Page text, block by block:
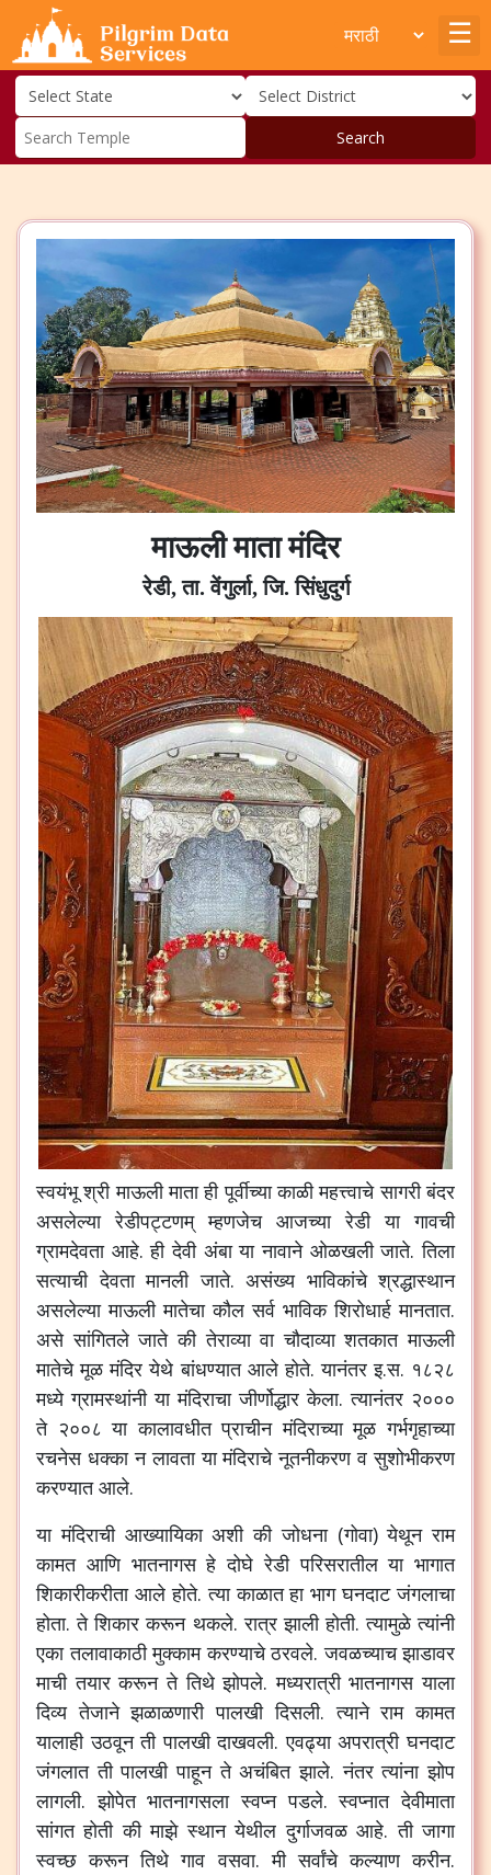
Search
माऊली माता मंदिर
रेडी, ता. वेंगुर्ला, जि. सिंधुदुर्ग
स्वयंभू श्री माऊली माता ही पूर्वीच्या काळी महत्त्वाचे सागरी बंदर
असलेल्या रेडीपट्टणम् म्हणजेच आजच्या रेडी या गावची
ग्रामदेवता आहे.ही देवी अंबा या नावाने ओळखली जाते.तिला
सत्याची देवता मानली जाते. असंख्य भाविकांचे श्रद्धास्थान
असलेल्या माऊली मातेचा कौल सर्व भाविक शिरोधार्ह मानतात.
असे सांगितले जाते की तेराव्या वा चौदाव्या शतकात माऊली
मातेचे मूळ मंदिर येथे बांधण्यात आले होते.यानंतर इ.स. १८२८
मध्ये ग्रामस्थांनी या मंदिराचा जीर्णोद्धार केला.त्यानंतर २०००
ते २००८ या कालावधीत प्राचीन मंदिराच्या मूळ गर्भगृहाच्या
रचनेस धक्का न लावता या मंदिराचे नूतनीकरण व सुशोभीकरण
करण्यात आले.
या मंदिराची आख्यायिका अशी की जोधना(गोवा)येथून राम
कामत आणि भातनागस हे दोघे रेडी परिसरातील या भागात
शिकारीकरीता आले होते.त्या काळात हा भाग घनदाट जंगलाचा
होता.ते शिकार करून थकले.रात्र झाली होती.त्यामुळे त्यांनी
एका तलावाकाठी मुक्काम करण्याचे ठरवले.जवळच्याच झाडावर
माची तयार करून ते तिथे झोपले.मध्यरात्री भातनागस याला
दिव्य तेजाने झळाळणारी पालखी दिसली.त्याने राम कामत
यालाही उठवून ती पालखी दाखवली.एवढ्या अपरात्री घनदाट
जंगलात ती पालखी पाहून ते अचंबित झाले.नंतर त्यांना झोप
लागली.झोपेत भातनागसला स्वप्न पडले.स्वप्नात देवीमाता
सांगत होती की माझे स्थान येथील दुर्गाजवळ आहे.ती जागा
स्वच्छ करून तिथे गाव वसवा.मी सर्वांचे कल्याण करीन.